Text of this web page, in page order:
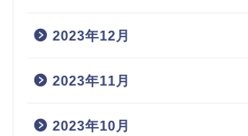
2023年12月
2023年11月
2023年10月